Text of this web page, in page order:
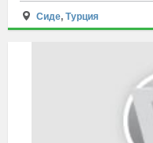
Сиде,Турция